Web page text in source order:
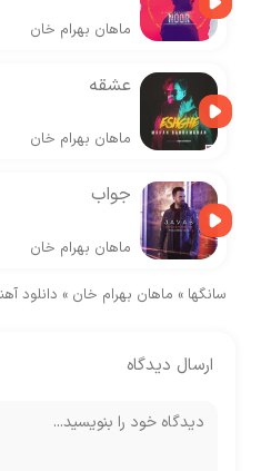
ماهان بهرام خان
عشقه
ماهان بهرام خان
جواب
ماهان بهرام خان
سانگها » ماهان بهرام خان » دانلود
ارسال دیدگاه